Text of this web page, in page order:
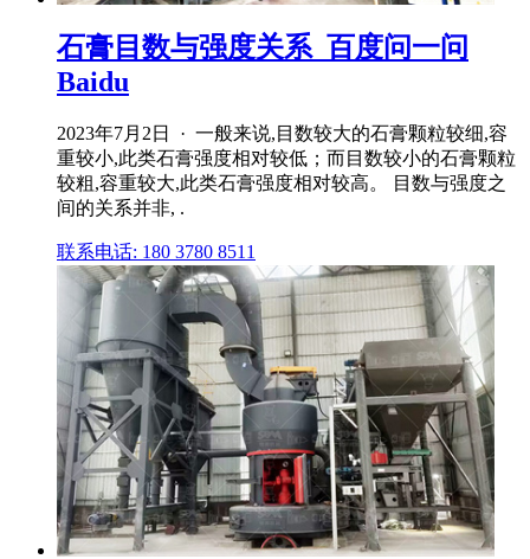
石膏目数与强度关系_百度问一问
Baidu
2023年7月2日 · 一般来说,目数较大的石膏颗粒较细,容
重较小,此类石膏强度相对较低；而目数较小的石膏颗粒
较粗,容重较大,此类石膏强度相对较高。 目数与强度之
间的关系并非, .
联系电话: 180 3780 8511